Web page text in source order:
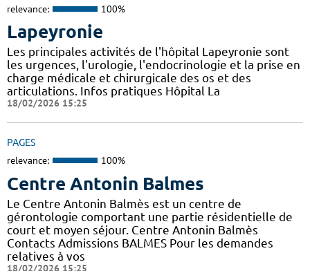
relevance: 100%
Lapeyronie
Les principales activités de l'hôpital Lapeyronie sont
les urgences, l'urologie, l'endocrinologie et la prise en
charge médicale et chirurgicale des os et des
articulations. Infos pratiques Hôpital La
18/02/2026 15:25
PAGES
relevance: 100%
Centre Antonin Balmes
Le Centre Antonin Balmès est un centre de
gérontologie comportant une partie résidentielle de
court et moyen séjour. Centre Antonin Balmès
Contacts Admissions BALMES Pour les demandes
relatives à vos
18/02/2026 15:25